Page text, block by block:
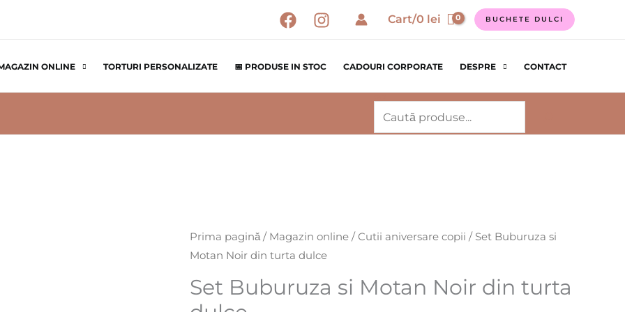
Cart/0 lei BUCHETE DULCI
ONLINE TORTURI PERSONALIZATE 📅 PRODUSE IN STOC CADOURI CORPORATE DESPRE CONTACT
Prima pagină / Magazin online / Cutii aniversare copii / Set Buburuza si
Motan Noir din turta dulce
Set Buburuza si Motan Noir din turta
Cantitate
Set
Buburuza
si